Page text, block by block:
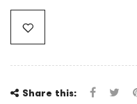
Share this: